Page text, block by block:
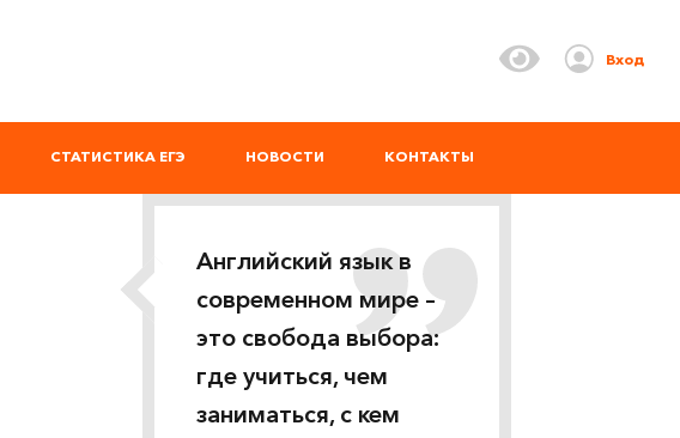
Вход
СТАТИСТИКА ЕГЭ НОВОСТИ КОНТАКТЫ
Английский язык в
современном мире –
это свобода выбора:
где учиться, чем
заниматься, с кем